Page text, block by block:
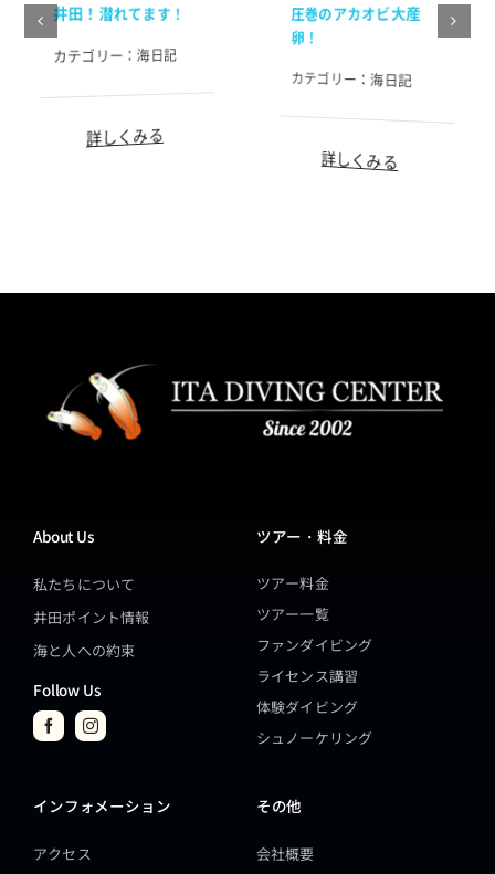
井田！潜れてます！
カテゴリー： 海日記
詳しくみる
圧巻のアカオビ大産
卵！
カテゴリー：海日記
詳しくみる
About Us
私たちについて
井田ポイント情報
海と人への約束
Follow Us
ツアー・料金
ツアー料金
ツアー一覧
ファンダイビング
ライセンス講習
体験ダイビング
シュノーケリング
インフォメーション
アクセス
その他
会社概要